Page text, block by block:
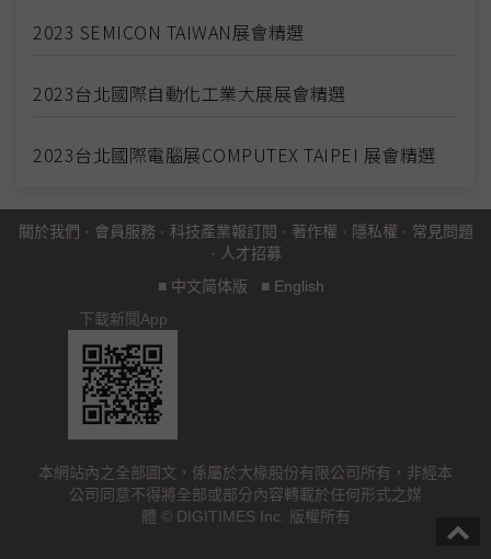
2023 SEMICON TAIWAN展會精選
2023台北國際自動化工業大展展會精選
2023台北國際電腦展COMPUTEX TAIPEI 展會精選
關於我們 · 會員服務 · 科技產業報訂閱 · 著作權 · 隱私權 · 常見問題
· 人才招募
■ 中文简体版 ■ English
下載新聞App
本網站內之全部圖文，係屬於大椽股份有限公司所有，非經本
公司同意不得將全部或部分內容轉載於任何形式之媒
體 © DIGITIMES Inc. 版權所有